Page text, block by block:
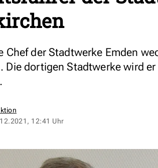
Chef der Stadtwerke Emden
Die dortigen Stadtwerke wird
12:41 Uhr